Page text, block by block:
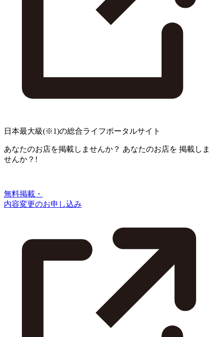
日本最大級(※1)の総合ライフポータルサイト
あなたのお店を掲載しませんか？ あなたのお店を 掲載しま
せんか？!
無料掲載・
内容変更のお申し込み